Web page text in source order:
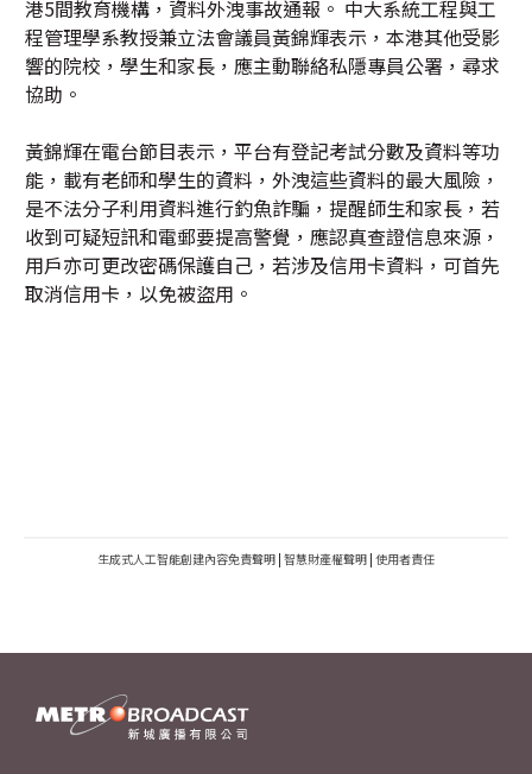
港5間教育機構，資料外洩事故通報。 中大系統工程與工
程管理學系教授兼立法會議員黃錦輝表示，本港其他受影
響的院校，學生和家長，應主動聯絡私隱專員公署，尋求
協助。
黃錦輝在電台節目表示，平台有登記考試分數及資料等功
能，載有老師和學生的資料，外洩這些資料的最大風險，
是不法分子利用資料進行釣魚詐騙，提醒師生和家長，若
收到可疑短訊和電郵要提高警覺，應認真查證信息來源，
用戶亦可更改密碼保護自己，若涉及信用卡資料，可首先
取消信用卡，以免被盜用。
生成式人工智能創建內容免責聲明 | 智慧財產權聲明 | 使用者責任